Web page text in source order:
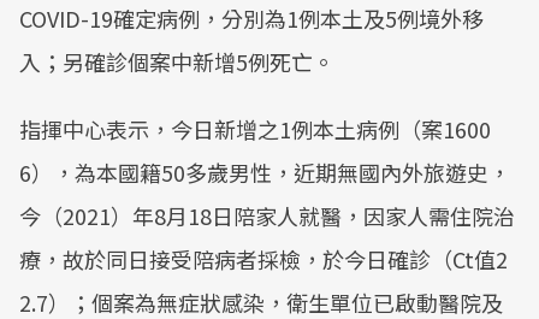
COVID-19確定病例，分別為1例本土及5例境外移
入；另確診個案中新增5例死亡。
指揮中心表示，今日新增之1例本土病例（案1600
6），為本國籍50多歲男性，近期無國內外旅遊史，
今（2021）年8月18日陪家人就醫，因家人需住院治
療，故於同日接受陪病者採檢，於今日確診（Ct值2
2.7）；個案為無症狀感染，衛生單位已啟動醫院及